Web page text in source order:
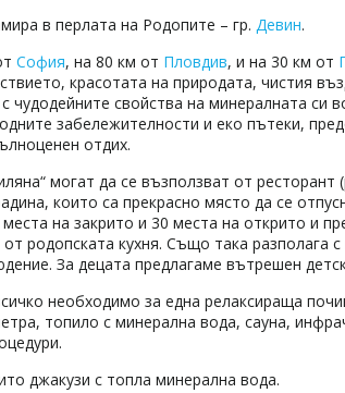
в перлата на Родопите – гр. Девин.
София, на 80 км от Пловдив, и на 30 км от
красотата на природата, чистия
чудодейните свойства на минералната си
забележителности и еко пътеки,
отдих.
могат да се възползват от
които са прекрасно място да се
на закрито и 30 места на открито и
родопската кухня. Също така разполага
За децата предлагаме вътрешен
необходимо за една релаксираща
топило с минерална вода, сауна,
джакузи с топла минерална вода.